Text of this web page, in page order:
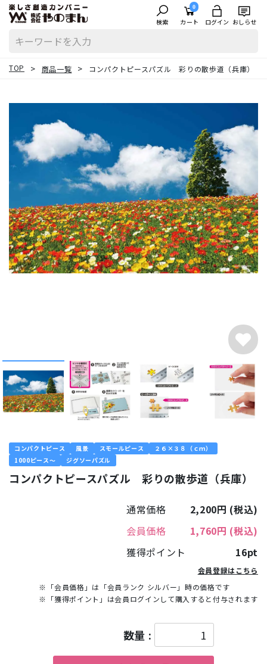
検索
0
カート ログイン おしらせ
TOP 商品一覧 コンパクトピースパズル 彩りの散歩道（兵庫）
コンパクトピース 風景 スモールピース
２６×３８（ｃｍ）
1000ピース～
ジグソーパズル
コンパクトピースパズル 彩りの散歩道（兵庫）
通常価格 2,200円 (税込)
会員価格
1,760円 (税込)
獲得ポイント
16pt
会員登録はこちら
※「会員価格」は「会員ランク シルバー」時の価格です
※「獲得ポイント」は会員ログインして購入すると付与されます
数量 :